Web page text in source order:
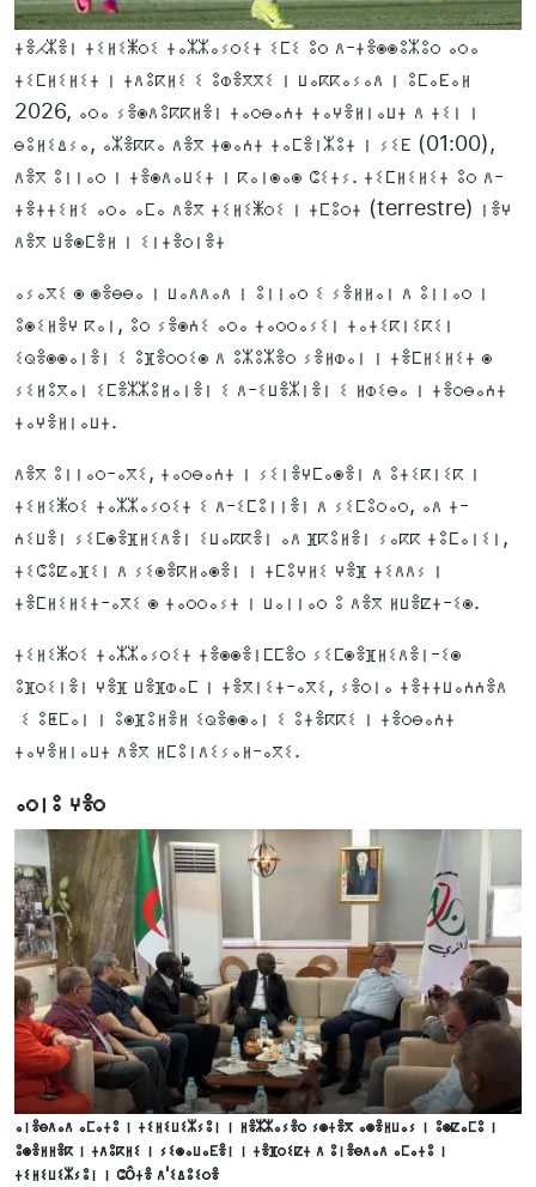
ⵜⴻⵃⵣⴻⵏ ⵜⵉⵍⵉⵥⵔⵉ ⵜⴰⵣⵣⴰⵢⵔⵉⵜ ⵉⵎⵉ ⵓⵔ ⴷ-ⵜⴻⵙⵙⵓⵣⵓⵔ ⴰⵔⴰ
ⵜⵉⵎⵍⵉⵍⵉⵜ ⵏ ⵜⴷⵓⴽⵍⵉ ⵉ ⵓⵀⴻⴳⴳⵉ ⵏ ⵡⴰⴽⴽⴰⵢⴰⴷ ⵏ ⵓⵎⴰⴹⴰⵍ
2026, ⴰⵔⴰ ⵢⴻⵙⴷⵓⴽⴽⵍⴻⵏ ⵜⴰⵔⴱⴰⵄⵜ ⵜⴰⵖⴻⵍⵏⴰⵡⵜ ⴷ ⵜⵉⵏ ⵏ
ⴱⵓⵍⵉⵠⵢⴰ, ⴰⵣⴻⴽⴽⴰ ⴷⴻⴳ ⵜⵙⴰⵄⵜ ⵜⴰⵎⴻⵏⵣⵓⵜ ⵏ ⵢⵉⴹ (01:00),
ⴷⴻⴳ ⵓⵏⵏⴰⵔ ⵏ ⵜⴻⵙⴷⴰⵡⵉⵜ ⵏ ⴽⴰⵏⵙⴰⵙ ⵛⵉⵜⵢ. ⵜⵉⵎⵍⵉⵍⵉⵜ ⵓⵔ ⴷ-
ⵜⴻⵜⵜⵉⵍⵉ ⴰⵔⴰ ⴰⵎⴰ ⴷⴻⴳ ⵜⵉⵍⵉⵥⵔⵉ ⵏ ⵜⵎⵓⵔⵜ (terrestre) ⵏⴻⵖ
ⴷⴻⴳ ⵡⴻⵙⵎⴻⵍ ⵏ ⵉⵏⵜⴻⵔⵏⴻⵜ
ⴰⵢⴰⴳⵉ ⵙ ⵙⴻⴱⴱⴰ ⵏ ⵡⴰⴷⴷⴰⴷ ⵏ ⵓⵏⵏⴰⵔ ⵉ ⵢⴻⵍⵍⴰⵏ ⴷ ⵓⵏⵏⴰⵔ ⵏ
ⵓⵙⵉⵍⴻⵖ ⴽⴰⵏ, ⵓⵔ ⵢⴻⵙⵄⵉ ⴰⵔⴰ ⵜⴰⵔⵔⴰⵢⵉⵏ ⵜⴰⵜⵉⴽⵏⵉⴽⵉⵏ
ⵉⵕⴻⵙⵙⴰⵏⴻⵏ ⵉ ⵓⴼⴻⵔⵔⵉⵙ ⴷ ⵓⵣⵓⵣⴻⵔ ⵢⴻⵍⵀⴰⵏ ⵏ ⵜⴻⵎⵍⵉⵍⵉⵜ ⵙ
ⵢⵉⵍⵓⴳⴰⵏ ⵉⵎⴻⵣⵣⵓⵍⴰⵏⴻⵏ ⵉ ⴷ-ⵉⵡⴻⵣⵏⴻⵏ ⵉ ⵍⵀⵉⴱⴰ ⵏ ⵜⴻⵔⴱⴰⵄⵜ
ⵜⴰⵖⴻⵍⵏⴰⵡⵜ.
ⴷⴻⴳ ⵓⵏⵏⴰⵔ-ⴰⴳⵉ, ⵜⴰⵔⴱⴰⵄⵜ ⵏ ⵢⵉⵏⴻⵖⵎⴰⵙⴻⵏ ⴷ ⵓⵜⵉⴽⵏⵉⴽ ⵏ
ⵜⵉⵍⵉⵥⵔⵉ ⵜⴰⵣⵣⴰⵢⵔⵉⵜ ⵉ ⴷ-ⵉⵎⵓⵏⵏⴻⵏ ⴷ ⵢⵉⵎⵓⵔⴰⵔ, ⴰⴷ ⵜ-
ⵄⵉⵡⴻⵏ ⵢⵉⵎⵙⴻⴼⵍⵉⴷⴻⵏ ⵉⵡⴰⴽⴽⴻⵏ ⴰⴷ ⴼⴽⵓⵍⴻⵏ ⵢⴰⴽⴽ ⵜⵓⵎⴰⵏⵉⵏ,
ⵜⵉⵛⵓⵇⴰⴼⵉⵏ ⴷ ⵢⵉⵙⴻⴽⵍⴰⵙⴻⵏ ⵏ ⵜⵎⵓⵖⵍⵉ ⵖⴻⴼ ⵜⵉⴷⴷⵢ ⵏ
ⵜⴻⵎⵍⵉⵍⵉⵜ-ⴰⴳⵉ ⵙ ⵜⴰⵔⵔⴰⵢⵜ ⵏ ⵡⴰⵏⵏⴰⵔ ⵓ ⴷⴻⴳ ⵍⵡⴻⵇⵜ-ⵉⵙ.
ⵜⵉⵍⵉⵥⵔⵉ ⵜⴰⵣⵣⴰⵢⵔⵉⵜ ⵜⴻⵙⵙⴻⵏⵎⵎⴻⵔ ⵢⵉⵎⵙⴻⴼⵍⵉⴷⴻⵏ-ⵉⵙ
ⵓⴼⵔⵉⵏⴻⵏ ⵖⴻⴼ ⵡⴻⴼⵀⴰⵎ ⵏ ⵜⴻⴳⵏⵉⵜ-ⴰⴳⵉ, ⵢⴻⵔⵏⴰ ⵜⴻⵜⵜⵡⴰⵄⵄⴻⴷ
ⵉ ⵓⵟⵎⴰⵏ ⵏ ⵓⵙⴼⵓⵍⴻⵍ ⵉⵕⴻⵙⵙⴰⵏ ⵉ ⵓⵜⴻⴽⴽⵉ ⵏ ⵜⴻⵔⴱⴰⵄⵜ
ⵜⴰⵖⴻⵍⵏⴰⵡⵜ ⴷⴻⴳ ⵍⵎⵓⵏⴷⵉⵢⴰⵍ-ⴰⴳⵉ.
ⴰⵔⵏⵓ ⵖⴻⵔ
ⴰⵏⴻⴱⴷⴰⴷ ⴰⵎⴰⵜⵓ ⵏ ⵜⵉⵍⵉⵡⵉⵣⵢⵓⵏ ⵏ ⵍⴻⵣⵣⴰⵢⴻⵔ ⵢⵙⵜⴻⴳ ⴰⵙⴻⵍⵡⴰⵢ ⵏ ⵓⵙⵇⴰⵎⵓ ⵏ
ⵓⵙⴻⵍⵍⴻⴽ ⵏ ⵜⴷⵓⴽⵍⵉ ⵏ ⵢⵉⵙⴰⵡⴰⴹⴻⵏ ⵏ ⵜⴻⴼⵔⵉⵇⵜ ⴷ ⵓⵏⴻⴱⴷⴰⴷ ⴰⵎⴰⵜⵓ ⵏ
ⵜⵉⵍⵉⵡⵉⵣⵢⵓⵏ ⵏ ⵛôⵜⴻ ⴷ'ⵉⵠⵓⵉⵔⴻ